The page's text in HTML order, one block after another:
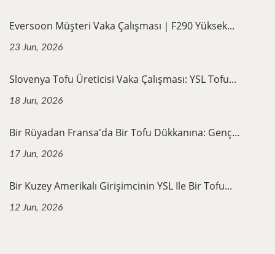
Eversoon Müşteri Vaka Çalışması｜F290 Yüksek...
23 Jun, 2026
Slovenya Tofu Üreticisi Vaka Çalışması: YSL Tofu...
18 Jun, 2026
Bir Rüyadan Fransa'da Bir Tofu Dükkanına: Genç...
17 Jun, 2026
Bir Kuzey Amerikalı Girişimcinin YSL Ile Bir Tofu...
12 Jun, 2026